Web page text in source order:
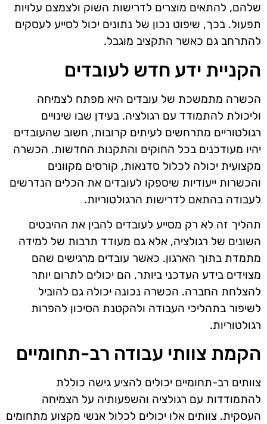
שלהם, להתאים מוצרים לדרישות השוק ולצמצם עלויות
תפעול. בכך, שיפוט נכון של נתונים יכול לסייע לעסקים
להתרחב גם כאשר התקציב מוגבל.
הקניית ידע חדש לעובדים
הכשרה מתמשכת של עובדים היא מפתח לצמיחה
וליכולת להתמודד עם רגולציה. בעידן שבו שינויים
רגולטוריים מתרחשים לעיתים קרובות, חשוב שהעובדים
יהיו מעודכנים בכל החוקים והתקנות החדשות. הכשרה
מקצועית יכולה לכלול סדנאות, קורסים מקוונים
והכשרות ייעודיות שיספקו לעובדים את הכלים הנדרשים
לעבודה בהתאם לדרישות הרגולטוריות.
תהליך זה לא רק מסייע לעובדים להבין את ההיבטים
השונים של רגולציה, אלא גם מעודד תרבות של למידה
מתמדת בתוך הארגון. כאשר עובדים מרגישים שהם
מצוידים בידע העדכני ביותר, הם יכולים לתרום יותר
להצלחת החברה. הכשרה נכונה יכולה גם להוביל
לשיפור בתהליכי העבודה ולהקטנת הסיכון להפרות
רגולטוריות.
הקמת צוותי עבודה רב-תחומיים
צוותים רב-תחומיים יכולים להציע גישה כוללת
להתמודדות עם רגולציה והשפעותיה על הצמיחה
העסקית. צוותים אלו יכולים לכלול אנשי מקצוע מתחומים